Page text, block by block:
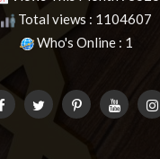
Total views : 1104607
Who's Online : 1